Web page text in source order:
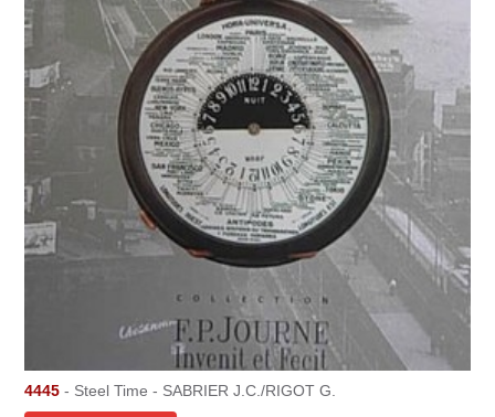
4445 - Steel Time - SABRIER J.C./RIGOT G.